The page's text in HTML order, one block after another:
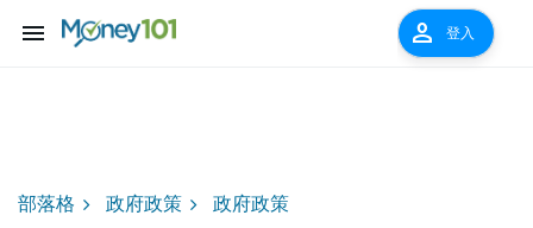
menu person 登入
部落格 政府政策 政府政策